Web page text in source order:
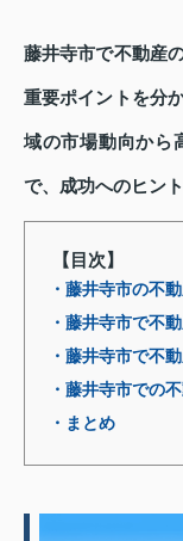
藤井寺市で不動産
重要ポイントを分
域の市場動向から
で、成功へのヒン
【目次】
・藤井寺市の不
・藤井寺市で不
・藤井寺市で不
・藤井寺市での
・まとめ